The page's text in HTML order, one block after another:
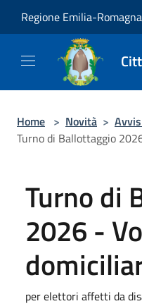
Regione Emilia-Romagna
Home > Novità >
Turno di Ballottaggio
Turno di
2026 -
per elettori affetti da